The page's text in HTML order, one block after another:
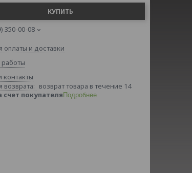
КУПИТЬ
350-00-08
оплаты и доставки
контакты
возврат товара в течение 14
счет покупателя Подробнее